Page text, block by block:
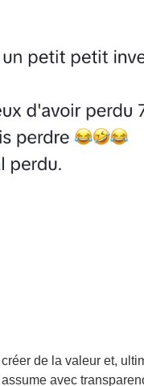
de la valeur et,
avec